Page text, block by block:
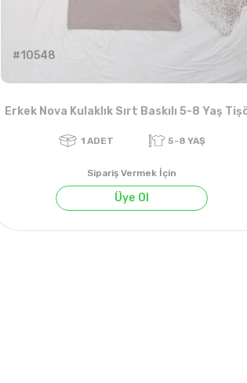
#10548
Sipariş Vermek İçin
Üye Ol